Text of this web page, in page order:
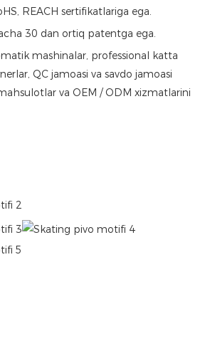
REACH sertifikatlariga ega.
30 dan ortiq patentga ega.
mashinalar, professional katta
QC jamoasi va savdo jamoasi
va OEM / ODM xizmatlarini